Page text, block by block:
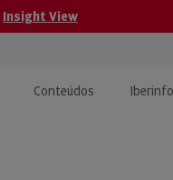
Insight View
Conteúdos